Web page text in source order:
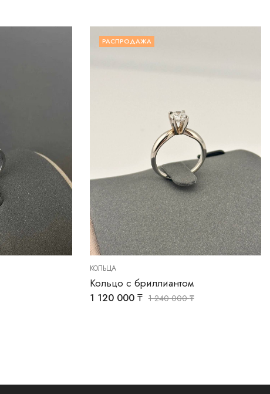
РАСПРОДАЖА
КОЛЬЦА
Кольцо с бриллиантом
1 120 000 ₸ 1 240 000₸